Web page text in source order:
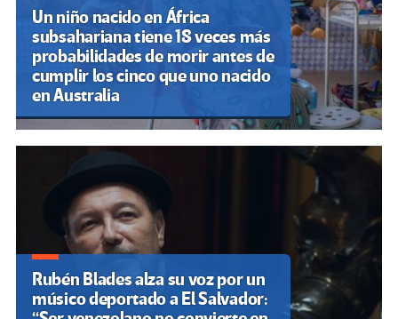
Un niño nacido en África
subsahariana tiene 18 veces más
probabilidades de morir antes de
cumplir los cinco que uno nacido
en Australia
Rubén Blades alza su voz por un
músico deportado a El Salvador: